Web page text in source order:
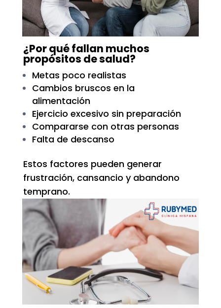
¿Por qué fallan muchos
propósitos de salud?
Metas poco realistas
Cambios bruscos en la
alimentación
Ejercicio excesivo sin preparación
Compararse con otras personas
Falta de descanso
Estos factores pueden generar
frustración, cansancio y abandono
temprano.